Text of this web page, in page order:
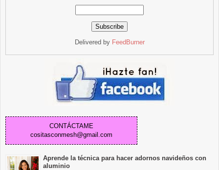
Delivered by FeedBurner
CONTÁCTAME
cositasconmesh@gmail.com
Aprende la técnica para hacer adornos navideños con
aluminio